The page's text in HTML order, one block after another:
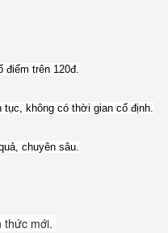
điểm trên 120đ.
không có thời gian cố định.
chuyên sâu.
thức mới.